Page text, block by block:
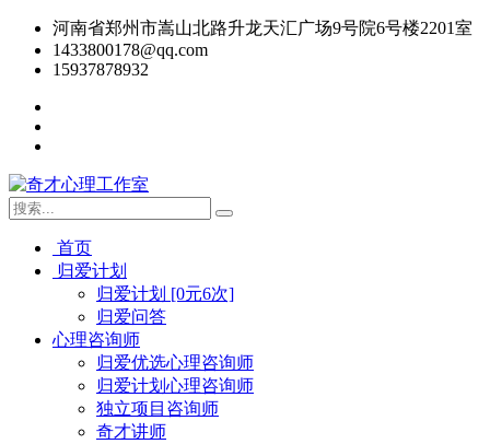
河南省郑州市嵩山北路升龙天汇广场9号院6号楼2201室
1433800178@qq.com
15937878932
首页
归爱计划
归爱计划 [0元6次]
归爱问答
心理咨询师
归爱优选心理咨询师
归爱计划心理咨询师
独立项目咨询师
奇才讲师